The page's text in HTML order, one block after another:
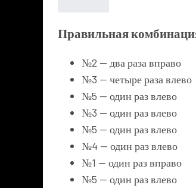
Правильная
№2 — два раза вправо
№3 — четыре раза влево
№5 — один раз влево
№3 — один раз влево
№5 — один раз влево
№4 — один раз влево
№1 — один раз вправо
№5 — один раз влево